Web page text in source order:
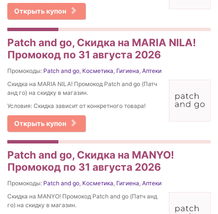
Открыть купон
Patch and go, Скидка на MARIA NILA!
Промокод по 31 августа 2026
Промокоды: Patch and go, Косметика, Гигиена, Аптеки
Скидка на MARIA NILA! Промокод Patch and go (Патч
анд го) на скидку в магазин.
Условия: Скидка зависит от конкретного товара!
Открыть купон
Patch and go, Скидка на MANYO!
Промокод по 31 августа 2026
Промокоды: Patch and go, Косметика, Гигиена, Аптеки
Скидка на MANYO! Промокод Patch and go (Патч анд
го) на скидку в магазин.